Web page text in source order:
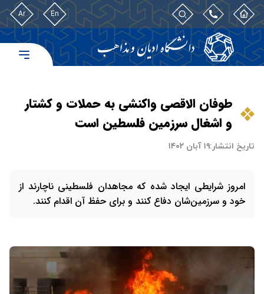
En
Ar
طوفان الاقصی واکنشی به حملات و کشتار
و اشغال سرزمین فلسطین است
تاریخ انتشار:۱۹ آبان ۱۴۰۲
امروز شرایطی ایجاد شده که مجاهدان فلسطینی ناچارند از
خود و سرزمین‌شان دفاع کنند و برای حفظ آن اقدام کنند.